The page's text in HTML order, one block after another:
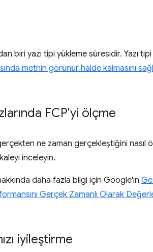
biri yazı tipi yükleme süresidir. Yazı tipi
metnin görünür halde kalmasını
FCP'yi ölçme
gerçekten ne zaman gerçekleştiğini
inceleyin.
daha fazla bilgi için Google'ın
Gerçek Zamanlı Olarak
iyileştirme